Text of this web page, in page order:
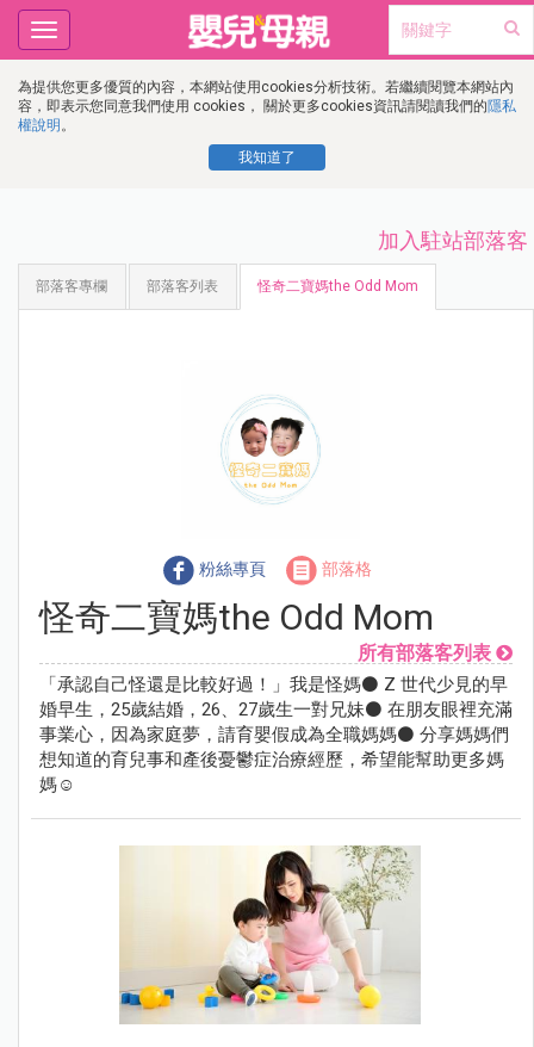
為提供您更多優質的內容，本網站使用cookies分析技術。若繼續閱覽本網站內
容，即表示您同意我們使用 cookies， 關於更多cookies資訊請閱讀我們的隱私
權說明 。
我知道了
Toggle
navigation
加入駐站部落客
部落客專欄 部落客列表 怪奇二寶媽the Odd Mom
粉絲專頁 部落格
怪奇二寶媽the Odd Mom
所有部落客列表
「承認自己怪還是比較好過！」我是怪媽⚫ Z 世代少見的早
婚早生，25歲結婚，26、27歲生一對兄妹⚫ 在朋友眼裡充滿
事業心，因為家庭夢，請育嬰假成為全職媽媽⚫ 分享媽媽們
想知道的育兒事和產後憂鬱症治療經歷，希望能幫助更多媽
媽☺